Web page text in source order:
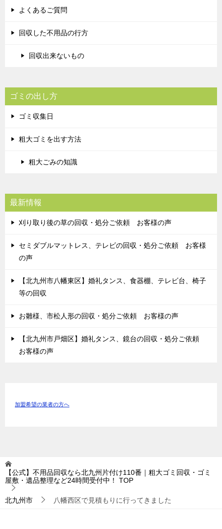
よくあるご質問
回収した不用品の行方
回収出来ないもの
ゴミの出し方
ゴミ収集日
粗大ゴミを出す方法
粗大ごみの知識
最新情報
刈り取り後の草の回収・処分ご依頼 お客様の声
セミダブルマットレス、テレビの回収・処分ご依頼 お客様
の声
【北九州市八幡東区】婚礼タンス、食器棚、テレビ台、椅子
等の回収
お雛様、市松人形の回収・処分ご依頼 お客様の声
【北九州市戸畑区】婚礼タンス、鏡台の回収・処分ご依頼
お客様の声
加盟希望の業者の方へ
【公式】不用品回収なら北九州片付け110番｜粗大ゴミ回収・ゴミ
屋敷・遺品整理など24時間受付中！
TOP
北九州市 八幡西区で見積もりに行ってきました